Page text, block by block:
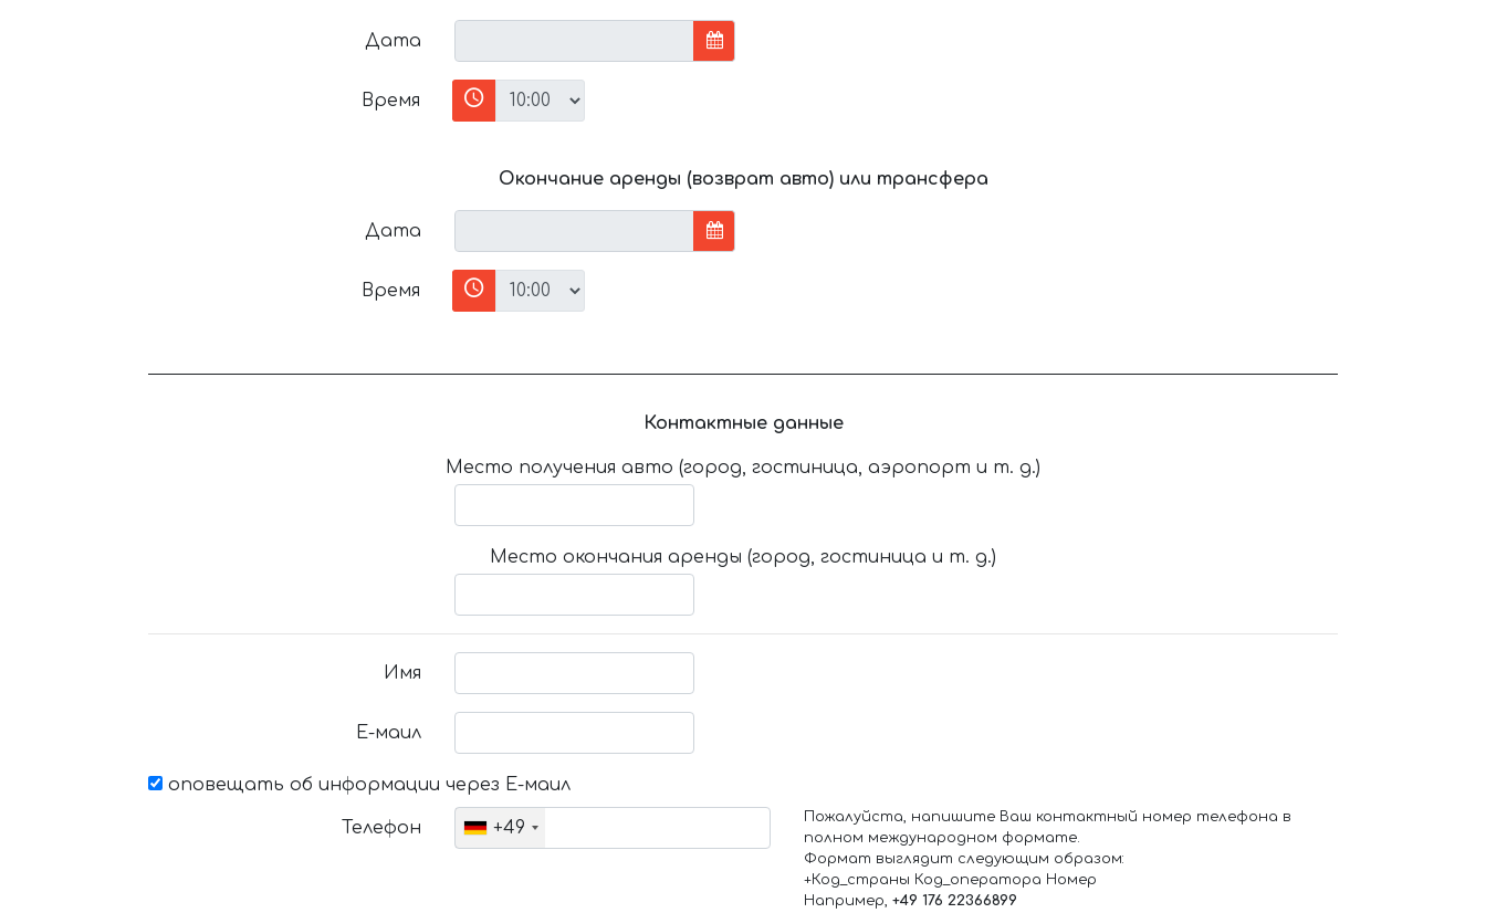
Дата
Время
Окончание аренды (возврат авто) или трансфера
Дата
Время
Контактные данные
Место получения авто (город, гостиница, аэропорт и т. д.)
Место окончания аренды (город, гостиница и т. д.)
Имя
Е-маил
оповещать об информации через Е-маил
Телефон +49
Пожалуйста, напишите Ваш контактный номер телефона в
полном международном формате.
Формат выглядит следующим образом:
+Код_страны Код_оператора Номер
Например, +49 176 22366899